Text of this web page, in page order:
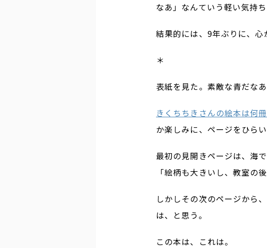
なあ」なんていう軽い気持
結果的には、9年ぶりに、心
＊
表紙を見た。素敵な青だなあ
きくちちきさんの絵本は何
か楽しみに、ページをひらい
最初の見開きページは、海
「絵柄も大きいし、教室の
しかしその次のページから
は、と思う。
この本は、これは。